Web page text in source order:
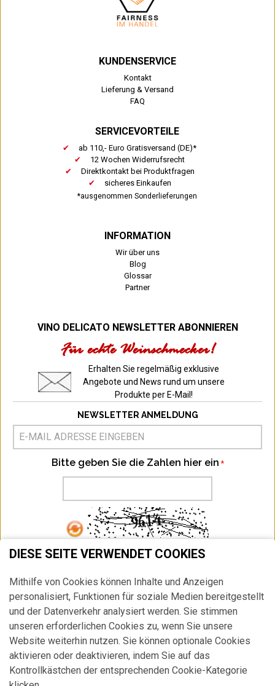
KUNDENSERVICE
Kontakt
Lieferung & Versand
FAQ
SERVICEVORTEILE
ab 110,- Euro Gratisversand (DE)*
12 Wochen Widerrufsrecht
Direktkontakt bei Produktfragen
sicheres Einkaufen
*ausgenommen Sonderlieferungen
INFORMATION
Wir über uns
Blog
Glossar
Partner
VINO DELICATO NEWSLETTER ABONNIEREN
Für echte Weinschmecker!
Erhalten Sie regelmäßig exklusive
Angebote und News rund um unsere
Produkte per E-Mail!
NEWSLETTER ANMELDUNG
Bitte geben Sie die Zahlen hier ein
Ich habe dieDatenschutzbestimmungzur Kenntnis genommen.
HIERkönnen Sie Ihr Newsletter Abonnement jederzeit widerrufen.
DIESE SEITE VERWENDET COOKIES
Mithilfe von Cookies können Inhalte und Anzeigen
personalisiert, Funktionen für soziale Medien bereitgestellt
und der Datenverkehr analysiert werden. Sie stimmen
unseren erforderlichen Cookies zu, wenn Sie unsere
Website weiterhin nutzen. Sie können optionale Cookies
aktivieren oder deaktivieren, indem Sie auf das
Kontrollkästchen der entsprechenden Cookie-Kategorie